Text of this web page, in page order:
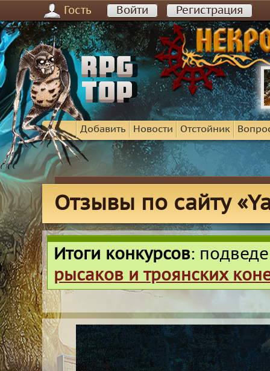
Гость Войти Регистрация
Добавить Новости Отстойник
Отзывы по сайту
Итоги конкурсов:
рысаков и троянских